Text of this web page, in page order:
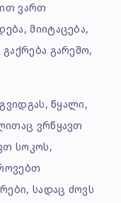
ვართ
მიიტაცება,
გარემო,
წყალი,
ვრწყავთ
სოკოს,
სადაც ძოვს